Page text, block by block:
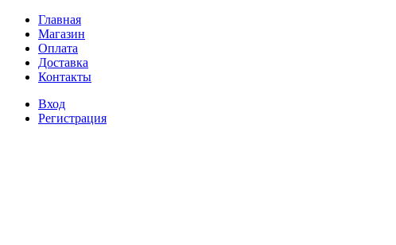
Главная
Магазин
Оплата
Доставка
Контакты
Вход
Регистрация